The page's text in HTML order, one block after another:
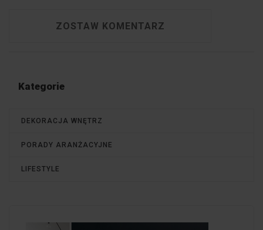
ZOSTAW KOMENTARZ
Kategorie
DEKORACJA WNĘTRZ
PORADY ARANŻACYJNE
LIFESTYLE